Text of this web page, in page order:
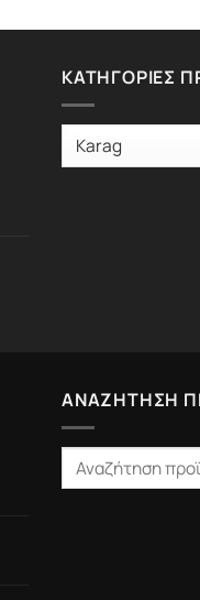
ΚΑΤΗΓΟΡΊΕΣ
ΑΝΑΖΗΤΗΣΗ